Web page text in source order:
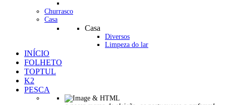
Churrasco
Casa
Casa
Diversos
Limpeza do lar
INÍCIO
FOLHETO
TOPTUL
K2
PESCA